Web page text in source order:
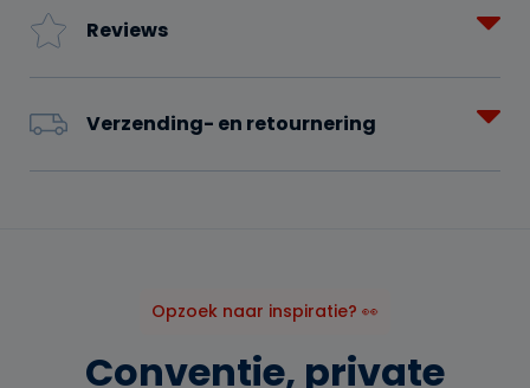
Reviews
Verzending- en retournering
Opzoek naar inspiratie? 👀
Conventie, private